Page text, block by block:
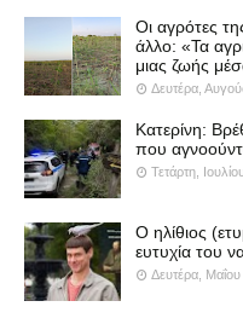
Οι αγρότες
άλλο: «Τα
μιας ζωής
Δευτέρα,
Κατερίνη:
που
Τετάρτη,
Ο ηλίθιος
ευτυχία του
Δευτέρα,